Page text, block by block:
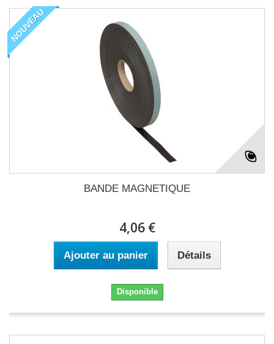
NOUVEAU
BANDE MAGNETIQUE
4,06 €
Ajouter au panier Détails
Disponible